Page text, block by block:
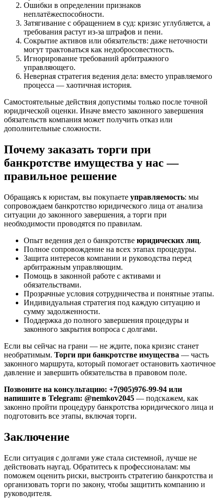
Ошибки в определении признаков
неплатёжеспособности.
Затягивание с обращением в суд: кризис углубляется, а
требования растут из‑за штрафов и пени.
Сокрытие активов или обязательств: даже неточности
могут трактоваться как недобросовестность.
Игнорирование требований арбитражного
управляющего.
Неверная стратегия ведения дела: вместо управляемого
процесса — хаотичная история.
Самостоятельные действия допустимы только после точной
юридической оценки. Иначе вместо законного завершения
обязательств компания может получить отказ или
дополнительные сложности.
Почему заказать торги при
банкротстве имущества у нас —
правильное решение
Обращаясь к юристам, вы покупаете управляемость: мы
сопровождаем банкротство юридического лица от анализа
ситуации до законного завершения, а торги при
необходимости проводятся по правилам.
Опыт ведения дел о банкротстве юридических лиц.
Полное сопровождение на всех этапах процедуры.
Защита интересов компании и руководства перед
арбитражным управляющим.
Помощь в законной работе с активами и
обязательствами.
Прозрачные условия сотрудничества и понятные этапы.
Индивидуальная стратегия под каждую ситуацию и
сумму задолженности.
Поддержка до полного завершения процедуры и
законного закрытия вопроса с долгами.
Если вы сейчас на грани — не ждите, пока кризис станет
необратимым. Торги при банкротстве имущества — часть
законного маршрута, который помогает остановить хаотичное
давление и завершить обязательства в правовом поле.
Позвоните на консультацию: +7(905)976-99-94 или
напишите в Telegram: @nemkov2045 — подскажем, как
законно пройти процедуру банкротства юридического лица и
подготовить все этапы, включая торги.
Заключение
Если ситуация с долгами уже стала системной, лучше не
действовать наугад. Обратитесь к профессионалам: мы
поможем оценить риски, выстроить стратегию банкротства и
организовать торги по закону, чтобы защитить компанию и
руководителя.